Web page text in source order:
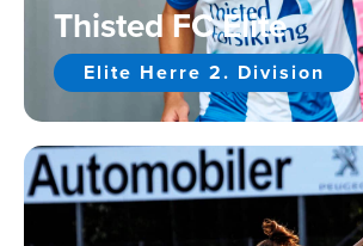
Thisted FC Elite
Elite Herre 2. Division